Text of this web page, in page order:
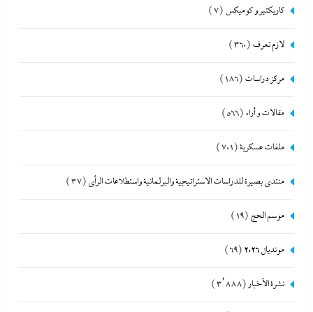
كاريكتير و كوميكس (7)
لازم تعرف (360)
مركز دراسات (186)
مقالات و أراء (566)
ملفات عسكرية(701)
منتدى بصيرة للدراسات الاستراتيجية والبرلمانية واستطلاعات الرأى (37)
موسم الحج (19)
مونديال 2026 (69)
نشرة الأخبار (3٬888)